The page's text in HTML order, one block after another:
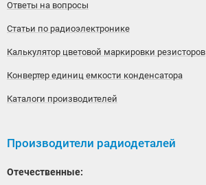
Ответы на вопросы
Статьи по радиоэлектронике
Калькулятор цветовой маркировки резисторов
Конвертер единиц емкости конденсатора
Каталоги производителей
Производители радиодеталей
Отечественные: